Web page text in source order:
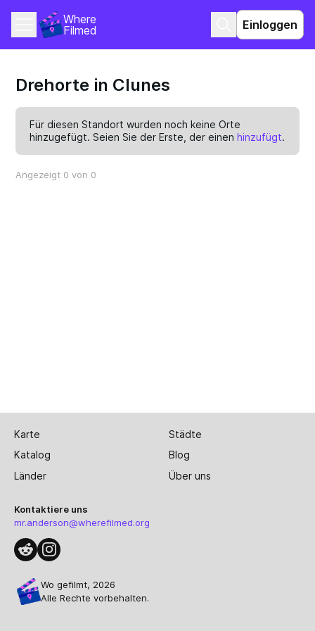
Where
Filmed
Einloggen
Drehorte in Clunes
Für diesen Standort wurden noch keine Orte
hinzugefügt. Seien Sie der Erste, der einenhinzufügt.
Angezeigt 0 von 0
Karte
Städte
Katalog
Blog
Länder
Über uns
Kontaktiere uns
mr.anderson@wherefilmed.org
Wo gefilmt, 2026
Alle Rechte vorbehalten.